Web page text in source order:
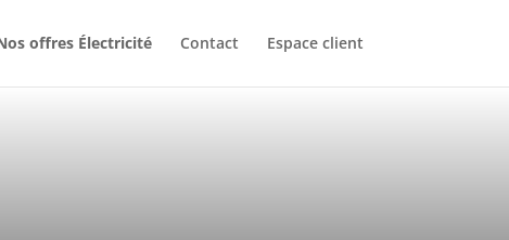
offres Électricité Contact Espace client